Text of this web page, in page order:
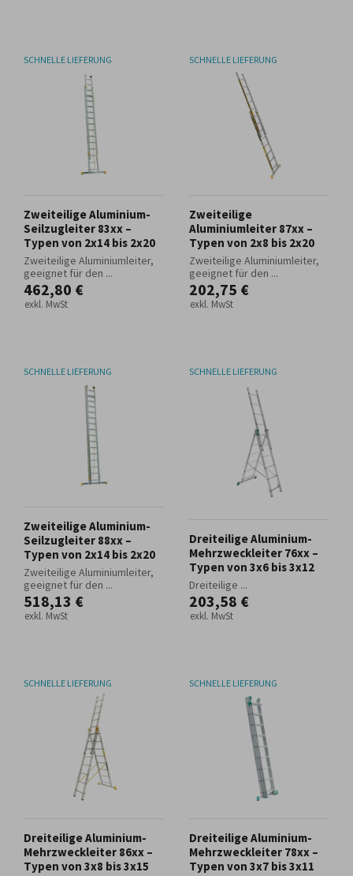
SCHNELLE LIEFERUNG
Zweiteilige Aluminium-
Seilzugleiter 83xx –
Typen von 2x14 bis 2x20
Zweiteilige Aluminiumleiter,
geeignet für den ...
462,80 €
exkl. MwSt
SCHNELLE LIEFERUNG
Zweiteilige
Aluminiumleiter 87xx –
Typen von 2x8 bis 2x20
Zweiteilige Aluminiumleiter,
geeignet für den ...
202,75 €
exkl. MwSt
SCHNELLE LIEFERUNG
Zweiteilige Aluminium-
Seilzugleiter 88xx –
Typen von 2x14 bis 2x20
Zweiteilige Aluminiumleiter,
geeignet für den ...
518,13 €
exkl. MwSt
SCHNELLE LIEFERUNG
Dreiteilige Aluminium-
Mehrzweckleiter 76xx –
Typen von 3x6 bis 3x12
Dreiteilige ...
203,58 €
exkl. MwSt
SCHNELLE LIEFERUNG
Dreiteilige Aluminium-
Mehrzweckleiter 86xx –
Typen von 3x8 bis 3x15
SCHNELLE LIEFERUNG
Dreiteilige Aluminium-
Mehrzweckleiter 78xx –
Typen von 3x7 bis 3x11